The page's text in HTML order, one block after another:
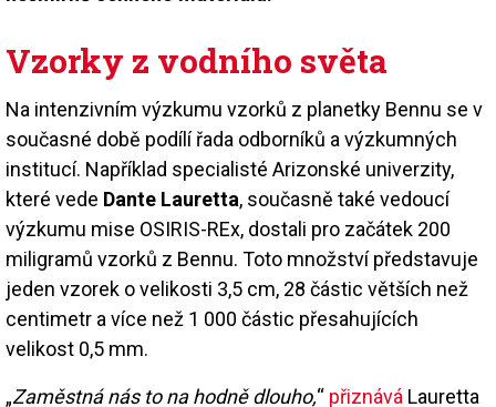
Vzorky z vodního světa
Na intenzivním výzkumu vzorků z planetky Bennu se v
současné době podílí řada odborníků a výzkumných
institucí. Například specialisté Arizonské univerzity,
které vede Dante Lauretta, současně také vedoucí
výzkumu mise OSIRIS-REx, dostali pro začátek 200
miligramů vzorků z Bennu. Toto množství představuje
jeden vzorek o velikosti 3,5 cm, 28 částic větších než
centimetr a více než 1 000 částic přesahujících
velikost 0,5 mm.
„Zaměstná nás to na hodně dlouho,“ přiznává Lauretta